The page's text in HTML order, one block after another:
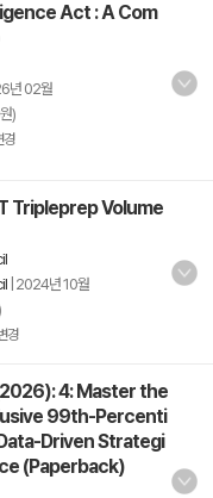
Act : A Com
년 02월
)
경
Tripleprep Volume
2024년 10월
경
4: Master the
99th-Percenti
Driven Strategi
(Paperback)